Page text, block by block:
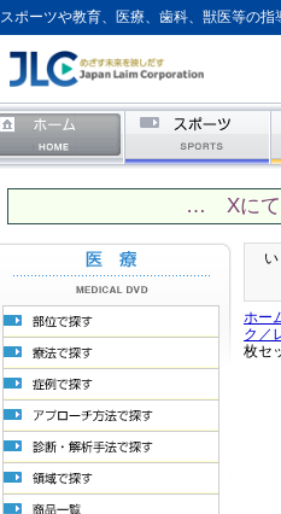
スポーツや教育、医療、歯科、獣医等の
… Xにて
ホー
ク／
枚セ